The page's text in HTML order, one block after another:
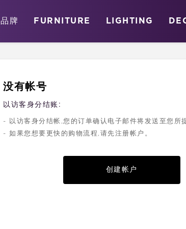
品牌 FURNITURE LIGHTING
没有帐号
以访客身分结账:
- 以访客身分结帐,您的订单确认电子邮件将发送至您所
- 如果您想要更快的购物流程,请先注册帐户。
创建帐户